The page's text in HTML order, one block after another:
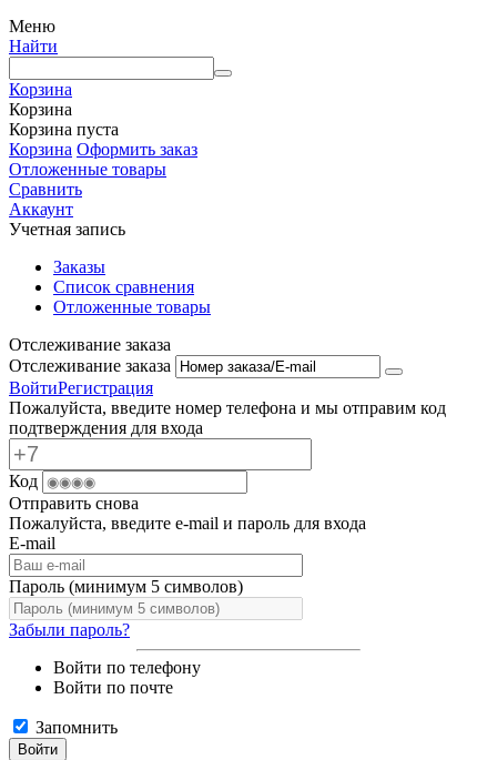
Меню
Найти
Корзина
Корзина
Корзина пуста
Корзина Оформить заказ
Отложенные товары
Сравнить
Аккаунт
Учетная запись
Заказы
Список сравнения
Отложенные товары
Отслеживание заказа
Отслеживание заказа
ВойтиРегистрация
Пожалуйста, введите номер телефона и мы отправим код
подтверждения для входа
Код
Отправить снова
Пожалуйста, введите e-mail и пароль для входа
E-mail
Пароль (минимум 5 символов)
Забыли пароль?
Войти по телефону
Войти по почте
Запомнить
Войти